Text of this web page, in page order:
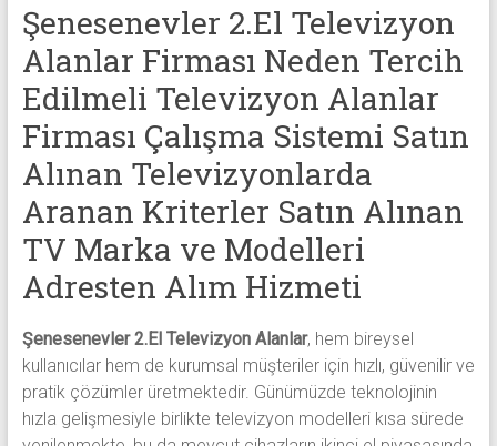
Şenesenevler 2.El Televizyon
Alanlar Firması Neden Tercih
Edilmeli Televizyon Alanlar
Firması Çalışma Sistemi Satın
Alınan Televizyonlarda
Aranan Kriterler Satın Alınan
TV Marka ve Modelleri
Adresten Alım Hizmeti
Şenesenevler 2.El Televizyon Alanlar, hem bireysel
kullanıcılar hem de kurumsal müşteriler için hızlı, güvenilir ve
pratik çözümler üretmektedir. Günümüzde teknolojinin
hızla gelişmesiyle birlikte televizyon modelleri kısa sürede